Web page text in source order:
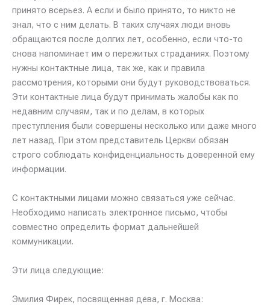
принято всерьез. А если и было принято, то никто не
знал, что с ним делать. В таких случаях люди вновь
обращаются после долгих лет, особенно, если что-то
снова напоминает им о пережитых страданиях. Поэтому
нужны контактные лица, так же, как и правила
рассмотрения, которыми они будут руководствоваться.
Эти контактные лица будут принимать жалобы как по
недавним случаям, так и по делам, в которых
преступления были совершены несколько или даже много
лет назад. При этом представитель Церкви обязан
строго соблюдать конфиденциальность доверенной ему
информации.
С контактными лицами можно связаться уже сейчас.
Необходимо написать электронное письмо, чтобы
совместно определить формат дальнейшей
коммуникации.
Эти лица следующие:
Эмилия Фирек, посвященная дева, г. Москва: